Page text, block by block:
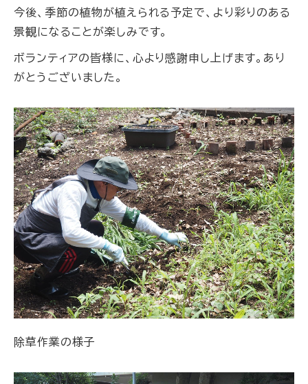
今後、季節の植物が植えられる予定で、より彩りのある
景観になることが楽しみです。
ボランティアの皆様に、心より感謝申し上げます。あり
がとうございました。
除草作業の様子